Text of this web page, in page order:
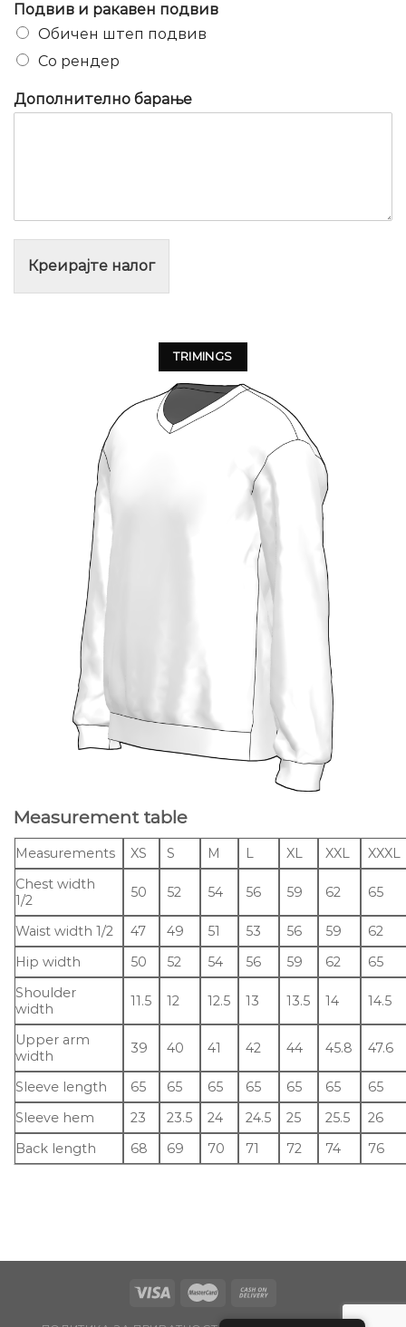
Подвив и ракавен подвив
Обичен штеп подвив
Со рендер
Дополнително барање
Креирајте налог
TRIMINGS
Measurement table
Measurements XS S M L XL XXL
XXXL
Chest width
1/2
50 52 54 56 59 62 65
Waist width 1/2 47 49 51 53 56 59
62
Hip width
50 52 54 56 59 62
65
Shoulder
width
11.5 12 12.5 13 13.5 14 14.5
Upper arm
width
39 40 41 42 44 45.8 47.6
Sleeve length 65 65 65 65 65 65
65
Sleeve hem
23 23.5 24 24.5 25 25.5
26
Back length
68 69 70 71 72 74 76